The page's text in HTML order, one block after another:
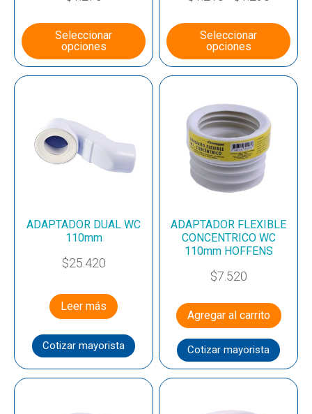
Seleccionar
opciones
Seleccionar
opciones
ADAPTADOR DUAL WC
110mm
$25.420
Leer más
Cotizar mayorista
ADAPTADOR FLEXIBLE
CONCENTRICO WC
110mm HOFFENS
$7.520
Agregar al carrito
Cotizar mayorista